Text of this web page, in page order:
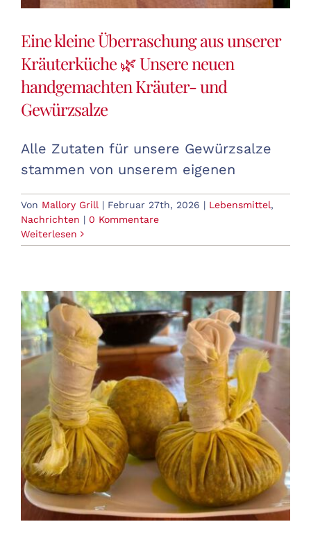
Eine kleine Überraschung aus unserer
Kräuterküche 🌿 Unsere neuen
handgemachten Kräuter- und
Gewürzsalze
Alle Zutaten für unsere Gewürzsalze
stammen von unserem eigenen
Von Mallory Grill | Februar 27th, 2026 | Lebensmittel,
Nachrichten | 0 Kommentare
Weiterlesen